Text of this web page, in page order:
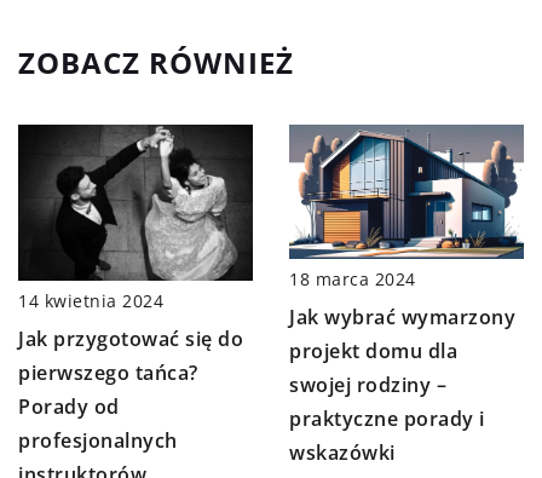
ZOBACZ RÓWNIEŻ
14 kwietnia 2024
Jak przygotować się do
pierwszego tańca?
Porady od
profesjonalnych
18 marca 2024
Jak wybrać wymarzony
projekt domu dla
swojej rodziny –
praktyczne porady i
wskazówki